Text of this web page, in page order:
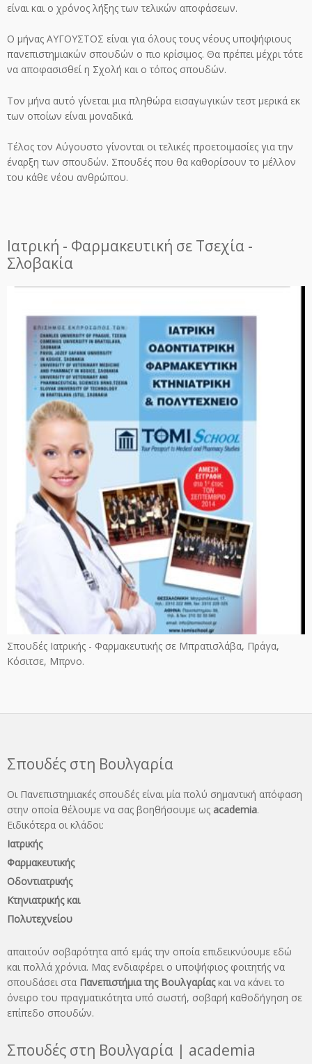
είναι και ο χρόνος λήξης των τελικών αποφάσεων.
Ο μήνας ΑΥΓΟΥΣΤΟΣ είναι για όλους τους νέους υποψήφιους
πανεπιστημιακών σπουδών ο πιο κρίσιμος. Θα πρέπει μέχρι τότε
να αποφασισθεί η Σχολή και ο τόπος σπουδών.
Τον μήνα αυτό γίνεται μια πληθώρα εισαγωγικών τεστ μερικά εκ
των οποίων είναι μοναδικά.
Τέλος τον Αύγουστο γίνονται οι τελικές προετοιμασίες για την
έναρξη των σπουδών. Σπουδές που θα καθορίσουν το μέλλον
του κάθε νέου ανθρώπου.
Ιατρική - Φαρμακευτική σε Τσεχία -
Σλοβακία
Σπουδές Ιατρικής - Φαρμακευτικής σε Μπρατισλάβα, Πράγα,
Κόσιτσε, Μπρνο.
Σπουδές στη Βουλγαρία
Οι Πανεπιστημιακές σπουδές είναι μία πολύ σημαντική απόφαση
στην οποία θέλουμε να σας βοηθήσουμε ως academia.
Ειδικότερα οι κλάδοι:
Ιατρικής
Φαρμακευτικής
Οδοντιατρικής
Κτηνιατρικής και
Πολυτεχνείου
απαιτούν σοβαρότητα από εμάς την οποία επιδεικνύουμε εδώ
και πολλά χρόνια. Μας ενδιαφέρει ο υποψήφιος φοιτητής να
σπουδάσει στα Πανεπιστήμια της Βουλγαρίαςκαι να κάνει το
όνειρo του πραγματικότητα υπό σωστή, σοβαρή καθοδήγηση σε
επίπεδο σπουδών.
Σπουδές στη Βουλγαρία | academia